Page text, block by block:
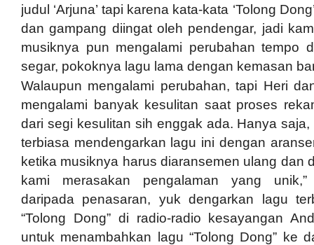
judul ‘Arjuna’ tapi karena kata-kata ‘Tolong
dan gampang diingat oleh pendengar, jadi
musiknya pun mengalami perubahan tempo
segar, pokoknya lagu lama dengan kemasan
Walaupun mengalami perubahan, tapi Heri
mengalami banyak kesulitan saat proses
dari segi kesulitan sih enggak ada. Hanya
terbiasa mendengarkan lagu ini dengan
ketika musiknya harus diaransemen ulang dan
kami merasakan pengalaman yang
daripada penasaran, yuk dengarkan lagu
“Tolong Dong” di radio-radio kesayangan
untuk menambahkan lagu “Tolong Dong” ke